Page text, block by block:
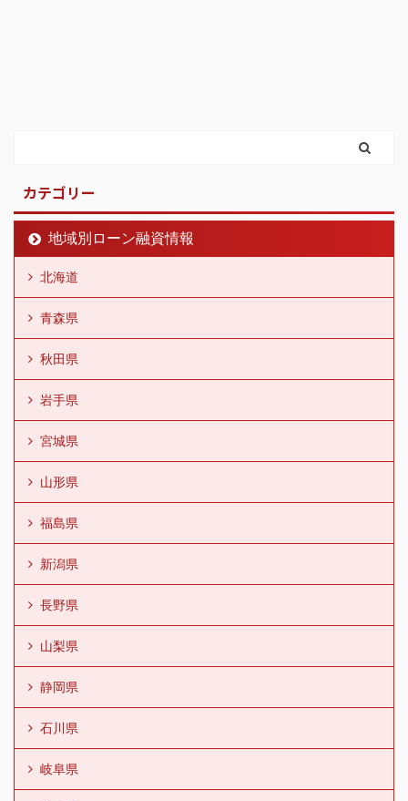
カテゴリー
地域別ローン融資情報
北海道
青森県
秋田県
岩手県
宮城県
山形県
福島県
新潟県
長野県
山梨県
静岡県
石川県
岐阜県